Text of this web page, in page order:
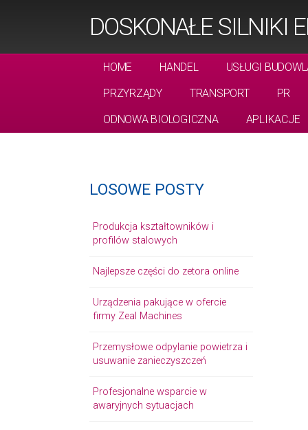
DOSKONAŁE SILNIKI
HOME HANDEL
USŁUGI
PRZYRZĄDY
TRANSPORT
PR
ODNOWA BIOLOGICZNA
APLIKACJE
LOSOWE POSTY
Produkcja kształtowników i
profilów stalowych
Najlepsze części do zetora online
Urządzenia pakujące w ofercie
firmy Zeal Machines
Przemysłowe odpylanie powietrza i
usuwanie zanieczyszczeń
Profesjonalne wsparcie w
awaryjnych sytuacjach